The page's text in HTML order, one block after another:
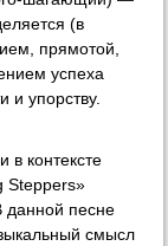
(в
прямотой,
успеха
и упорству.
в контексте
Steppers»
данной песне
смысл